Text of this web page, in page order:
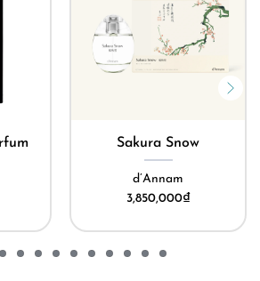
Sakura Snow
d’Annam
3,850,000₫